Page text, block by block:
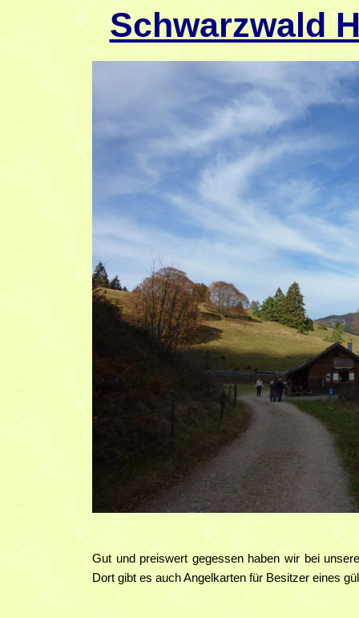
Schwarzwald
Gut und preiswert gegessen haben wir bei
Dort gibt es auch Angelkarten für Besitzer eines